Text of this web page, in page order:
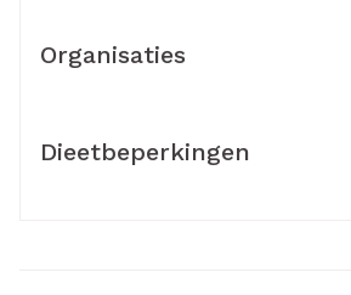
Organisaties
Dieetbeperkingen